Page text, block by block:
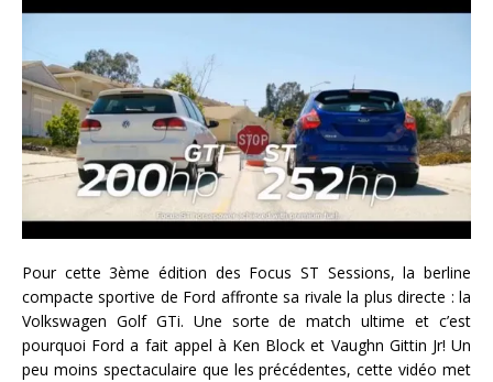
Pour cette 3ème édition des Focus ST Sessions, la berline
compacte sportive de Ford affronte sa rivale la plus directe : la
Volkswagen Golf GTi. Une sorte de match ultime et c’est
pourquoi Ford a fait appel à Ken Block et Vaughn Gittin Jr! Un
peu moins spectaculaire que les précédentes, cette vidéo met